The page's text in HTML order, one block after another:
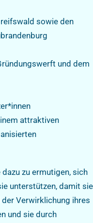
sowie den
und dem
attraktiven
zu ermutigen, sich
unterstützen, damit sie
Verwirklichung ihres
und sie durch